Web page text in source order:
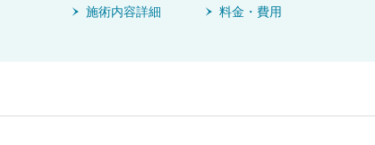
施術内容詳細 料金・費用